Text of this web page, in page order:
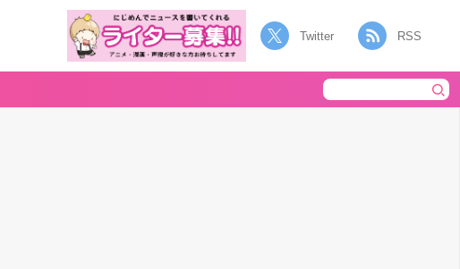
Twitter RSS